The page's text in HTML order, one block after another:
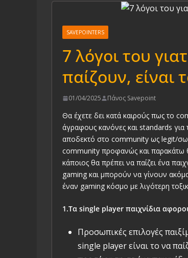
SAVEPOINTERS
7 λόγοι του
παίζουν, είναι
01/04/2025 Πάνος Savepoint
Θα έχετε δει κατά καιρούς πως το
άγραφους κανόνες και standards για
αποδεκτό στο community ως legit/
community προφανώς και παρακάτω
κάποιος θα πρέπει να παίζει ένα
gaming και μπορούν να γίνουν
έναν gaming κόσμο με λιγότερη
1.Τα single player παιχνίδια
Προσωπικές επιλογές
single player είναι το να